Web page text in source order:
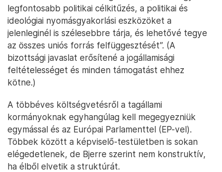
legfontosabb politikai célkitűzés, a politikai és
ideológiai nyomásgyakorlási eszközöket a
jelenleginél is szélesebbre tárja, és lehetővé tegye
az összes uniós forrás felfüggesztését”. (A
bizottsági javaslat erősítené a jogállamisági
feltételességet és minden támogatást ehhez
kötne.)
A többéves költségvetésről a tagállami
kormányoknak egyhangúlag kell megegyezniük
egymással és az Európai Parlamenttel (EP-vel).
Többek között a képviselő-testületben is sokan
elégedetlenek, de Bjerre szerint nem konstruktív,
ha élből elvetik a struktúrát.